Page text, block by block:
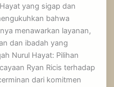
yang sigap dan
bahwa
menawarkan layanan,
dan ibadah yang
Nurul Hayat: Pilihan
Ryan Ricis terhadap
dari komitmen